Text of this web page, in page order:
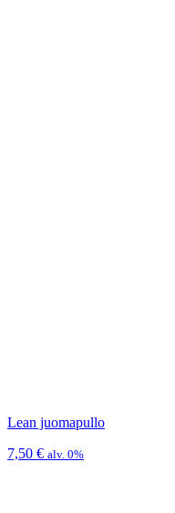
Lean juomapullo
7,50 € alv. 0%